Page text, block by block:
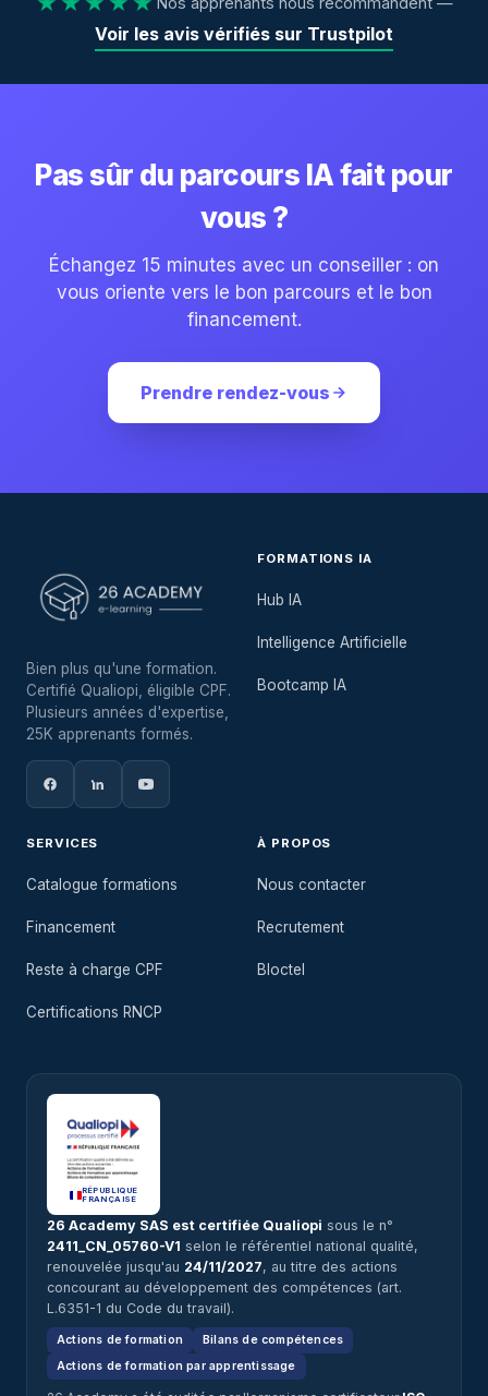
Voir les avis vérifiés sur Trustpilot
Pas sûr du parcours IA fait pour
vous ?
Échangez 15 minutes avec un conseiller : on
vous oriente vers le bon parcours et le bon
financement.
Prendre rendez-vous
Bien plus qu'une formation.
Certifié Qualiopi, éligible CPF.
Plusieurs années d'expertise,
25K apprenants formés.
FORMATIONS IA
Hub IA
Intelligence Artificielle
Bootcamp IA
SERVICES
Catalogue formations
Financement
Reste à charge CPF
Certifications RNCP
À PROPOS
Nous contacter
Recrutement
Bloctel
RÉPUBLIQUE
FRANÇAISE
26 Academy SAS est certifiée Qualiopi sous le n°
2411_CN_05760-V1 selon le référentiel national qualité,
renouvelée jusqu'au 24/11/2027, au titre des actions
concourant au développement des compétences (art.
L.6351-1 du Code du travail).
Actions de formation
Bilans de compétences
Actions de formation par apprentissage